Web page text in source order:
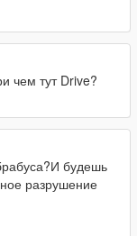
чем тут Drive?
будешь
разрушение